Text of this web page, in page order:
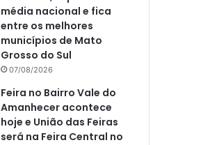
média nacional e fica
entre os melhores
municípios de Mato
Grosso do Sul
07/08/2026
Feira no Bairro Vale do
Amanhecer acontece
hoje e União das Feiras
será na Feira Central no